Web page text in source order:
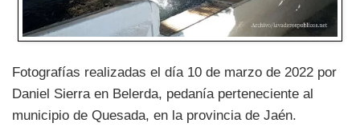
Fotografías realizadas el día 10 de marzo de 2022 por
Daniel Sierra en Belerda, pedanía perteneciente al
municipio de Quesada, en la provincia de Jaén.